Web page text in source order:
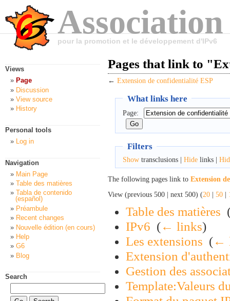
pour la promotion et le développement d'IPv6
Pages that link to
← Extension de confidentialité ESP
What links here
Page:
Filters
Showtransclusions | Hidelinks |
The following pages link to Extension
View (previous 500 | next 500) (20 | 50 |
Table des matières
IPv6 (← links)
Les extensions (←
Extension
Gestion des
Template:Valeurs
Views
Page
Discussion
View source
History
Personal tools
Log in
Navigation
Main Page
Table des matières
Tabla de contenido
(español)
Préambule
Recent changes
Nouvelle édition (en cours)
Help
G6
Blog
Search